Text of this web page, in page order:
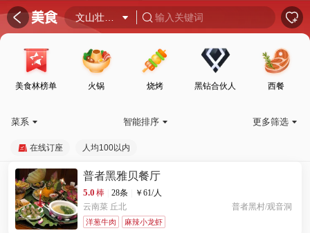
 󰦎   输入关键词 
美食林榜单 火锅 烧烤 黑钻合伙人 西餐
菜系  智能排序  更多筛选 
在线订座 人均100以内
普者黑雅贝餐厅
5.0 棒 28条 ￥ 61/人
云南菜 丘北 普者黑村/观音洞
洋葱牛肉 麻辣小龙虾